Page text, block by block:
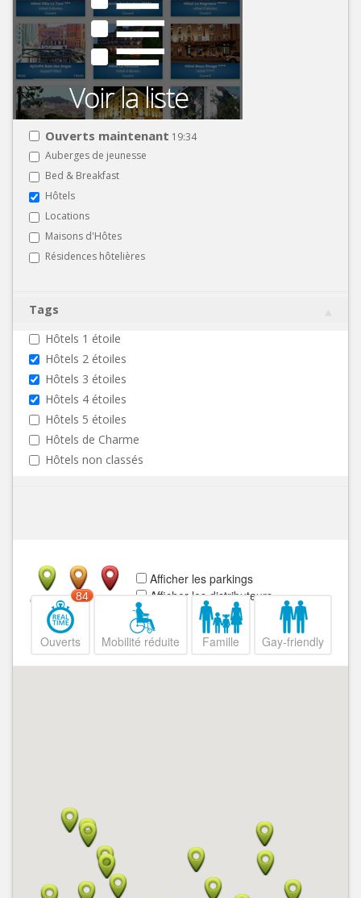
Ouverts maintenant 19:34
Auberges de jeunesse
Bed & Breakfast
Hôtels
Locations
Maisons d'Hôtes
Résidences hôtelières
Tags
Hôtels 1 étoile
Hôtels 2 étoiles
Hôtels 3 étoiles
Hôtels 4 étoiles
Hôtels 5 étoiles
Hôtels de Charme
Hôtels non classés
Afficher les parkings
Afficher les distributeurs
Ouvert
Ouverts
84
Mobilité réduite Famille Gay-friendly